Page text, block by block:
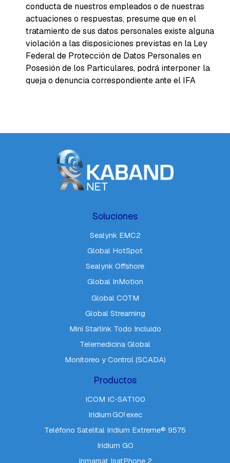
conducta de nuestros empleados o de nuestras
actuaciones o respuestas, presume que en el
tratamiento de sus datos personales existe alguna
violación a las disposiciones previstas en la Ley
Federal de Protección de Datos Personales en
Posesión de los Particulares, podrá interponer la
queja o denuncia correspondiente ante el IFA
Soluciones
Sealynk EMC2
Global HotSpot
Sealynk Offshore
Global InMotion
Global COTM
Global Streaming
Mini Starlink Todo Incluido
Telemedicina Global
Monitoreo y Control (SCADA)
Productos
ICOM IC‑SAT100
Iridium GO! exec
Teléfono Satelital Iridium Extreme® 9575
Iridium GO
Inmarsat IsatPhone 2